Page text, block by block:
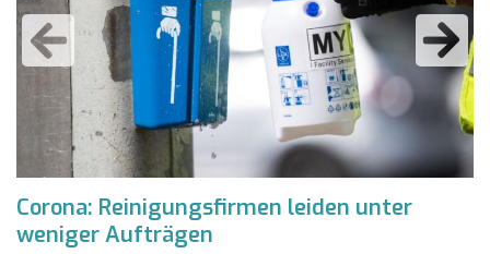
Corona: Reinigungsfirmen leiden unter
weniger Aufträgen